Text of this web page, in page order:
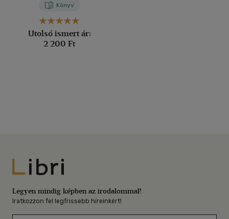
Könyv
Utolsó ismert ár:
2 200 Ft
Libri
Legyen mindig képben az irodalommal!
Iratkozzon fel legfrissebb híreinkért!